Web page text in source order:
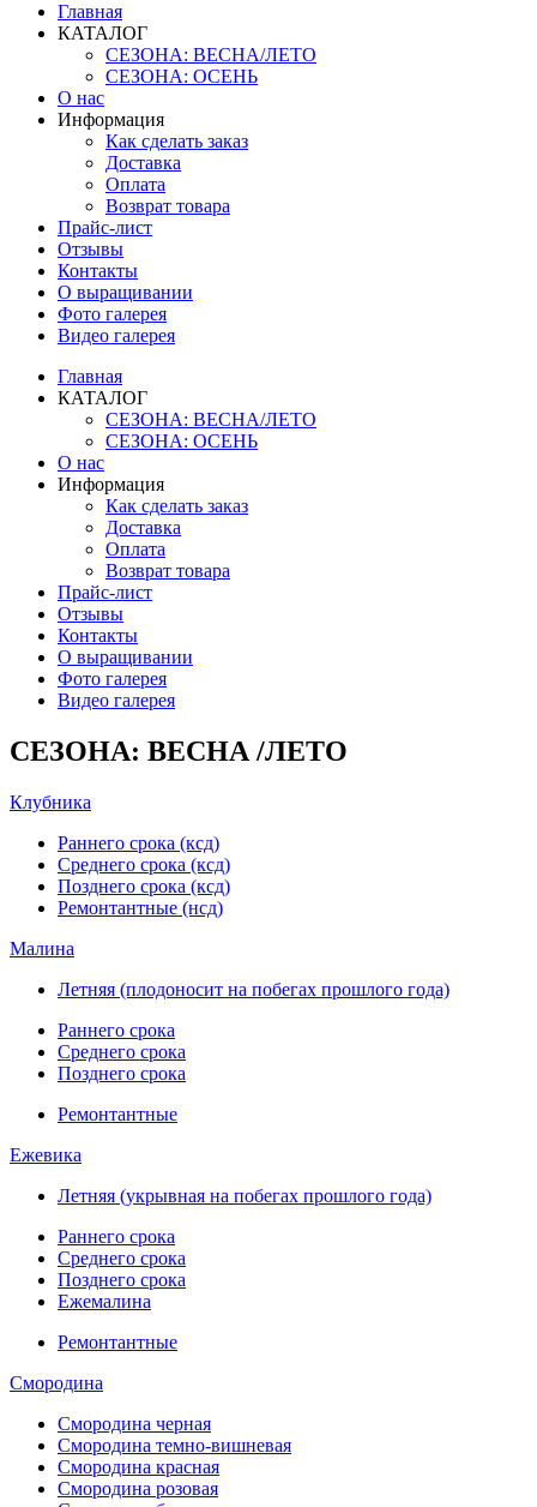
Главная
КАТАЛОГ
СЕЗОНА: ВЕСНА/ЛЕТО
СЕЗОНА: ОСЕНЬ
О нас
Информация
Как сделать заказ
Доставка
Оплата
Возврат товара
Прайс-лист
Отзывы
Контакты
О выращивании
Фото галерея
Видео галерея
Главная
КАТАЛОГ
СЕЗОНА: ВЕСНА/ЛЕТО
СЕЗОНА: ОСЕНЬ
О нас
Информация
Как сделать заказ
Доставка
Оплата
Возврат товара
Прайс-лист
Отзывы
Контакты
О выращивании
Фото галерея
Видео галерея
СЕЗОНА: ВЕСНА /ЛЕТО
Клубника
Раннего срока (ксд)
Среднего срока (ксд)
Позднего срока (ксд)
Ремонтантные (нсд)
Малина
Летняя (плодоносит на побегах прошлого года)
Раннего срока
Среднего срока
Позднего срока
Ремонтантные
Ежевика
Летняя (укрывная на побегах прошлого года)
Раннего срока
Среднего срока
Позднего срока
Ежемалина
Ремонтантные
Смородина
Смородина черная
Смородина темно-вишневая
Смородина красная
Смородина розовая